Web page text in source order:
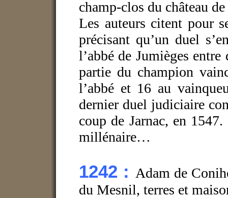
champ-clos du château
Les auteurs citent pour
précisant qu’un duel
l’abbé de Jumièges
partie du champion
l’abbé et 16 au
dernier duel judiciaire
coup de Jarnac, en
millénaire…
1242 : Adam de
du Mesnil, terres et